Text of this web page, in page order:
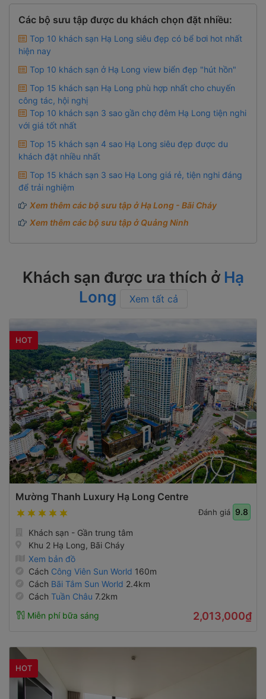
Các bộ sưu tập được du khách chọn đặt nhiều:
Top 10 khách sạn Hạ Long siêu đẹp có bể bơi hot nhất
hiện nay
Top 10 khách sạn ở Hạ Long view biển đẹp "hút hồn"
Top 15 khách sạn Hạ Long phù hợp nhất cho chuyến
công tác, hội nghị
Top 10 khách sạn 3 sao gần chợ đêm Hạ Long tiện nghi
với giá tốt nhất
Top 15 khách sạn 4 sao Hạ Long siêu đẹp được du
khách đặt nhiều nhất
Top 15 khách sạn 3 sao Hạ Long giá rẻ, tiện nghi đáng
để trải nghiệm
Xem thêm các bộ sưu tập ở Hạ Long - Bãi Cháy
Xem thêm các bộ sưu tập ở Quảng Ninh
Khách sạn được ưa thích ở Hạ
Long
Xem tất cả
HOT
Mường Thanh Luxury Hạ Long Centre
Đánh giá 9.8
Khách sạn - Gần trung tâm
Khu 2 Hạ Long, Bãi Cháy
Xem bản đồ
Cách Công Viên Sun World 160m
Cách Bãi Tắm Sun World 2.4km
Cách Tuần Châu 7.2km
Miễn phí bữa sáng
2,013,000₫
HOT